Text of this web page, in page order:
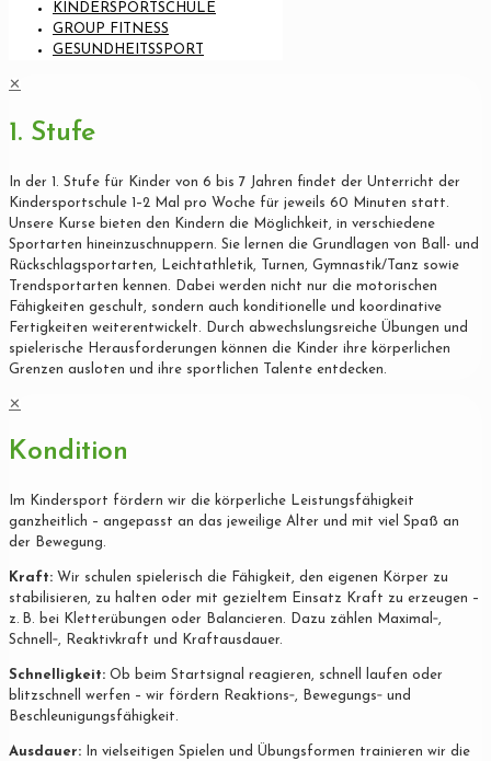
KINDERSPORTSCHULE
GROUP FITNESS
GESUNDHEITSSPORT
✕
1. Stufe
In der 1. Stufe für Kinder von 6 bis 7 Jahren findet der Unterricht der
Kindersportschule 1–2 Mal pro Woche für jeweils 60 Minuten statt.
Unsere Kurse bieten den Kindern die Möglichkeit, in verschiedene
Sportarten hineinzuschnuppern. Sie lernen die Grundlagen von Ball- und
Rückschlagsportarten, Leichtathletik, Turnen, Gymnastik/Tanz sowie
Trendsportarten kennen. Dabei werden nicht nur die motorischen
Fähigkeiten geschult, sondern auch konditionelle und koordinative
Fertigkeiten weiterentwickelt. Durch abwechslungsreiche Übungen und
spielerische Herausforderungen können die Kinder ihre körperlichen
Grenzen ausloten und ihre sportlichen Talente entdecken.
✕
Kondition
Im Kindersport fördern wir die körperliche Leistungsfähigkeit
ganzheitlich – angepasst an das jeweilige Alter und mit viel Spaß an
der Bewegung.
Kraft: Wir schulen spielerisch die Fähigkeit, den eigenen Körper zu
stabilisieren, zu halten oder mit gezieltem Einsatz Kraft zu erzeugen –
z. B. bei Kletterübungen oder Balancieren. Dazu zählen Maximal‐,
Schnell‐, Reaktivkraft und Kraftausdauer.
Schnelligkeit: Ob beim Startsignal reagieren, schnell laufen oder
blitzschnell werfen – wir fördern Reaktions‐, Bewegungs‐ und
Beschleunigungsfähigkeit.
Ausdauer: In vielseitigen Spielen und Übungsformen trainieren wir die